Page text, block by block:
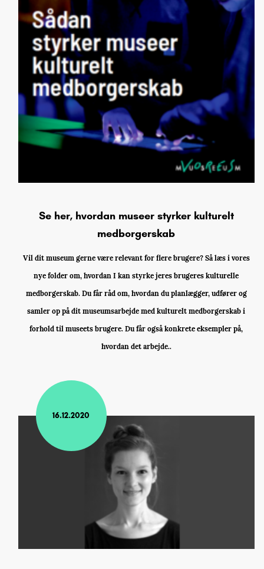
Se her, hvordan museer styrker kulturelt
medborgerskab
Vil dit museum gerne være relevant for flere brugere? Så læs i vores
nye folder om, hvordan I kan styrke jeres brugeres kulturelle
medborgerskab. Du får råd om, hvordan du planlægger, udfører og
samler op på dit museumsarbejde med kulturelt medborgerskab i
forhold til museets brugere. Du får også konkrete eksempler på,
hvordan det arbejde..
16.12.2020